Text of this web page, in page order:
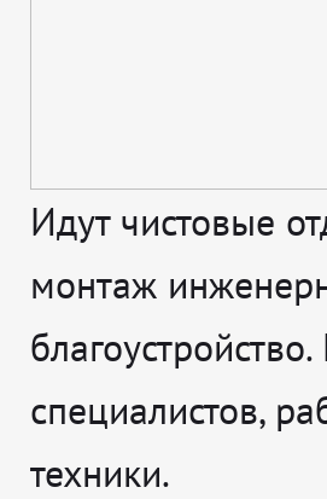
Идут чистовые
монтаж
специалистов,
техники.